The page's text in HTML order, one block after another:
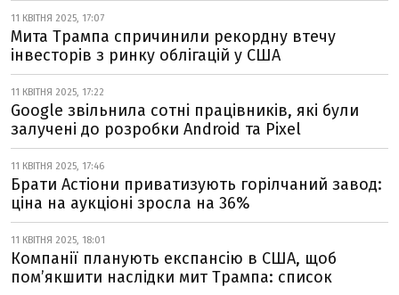
11 КВІТНЯ 2025, 17:07
Мита Трампа спричинили рекордну втечу
інвесторів з ринку облігацій у США
11 КВІТНЯ 2025, 17:22
Google звільнила сотні працівників, які були
залучені до розробки Android та Pixel
11 КВІТНЯ 2025, 17:46
Брати Астіони приватизують горілчаний завод:
ціна на аукціоні зросла на 36%
11 КВІТНЯ 2025, 18:01
Компанії планують експансію в США, щоб
пом’якшити наслідки мит Трампа: список